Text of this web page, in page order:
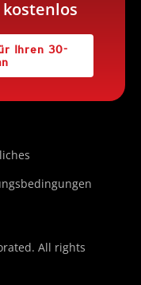
Ihren 30-
All rights